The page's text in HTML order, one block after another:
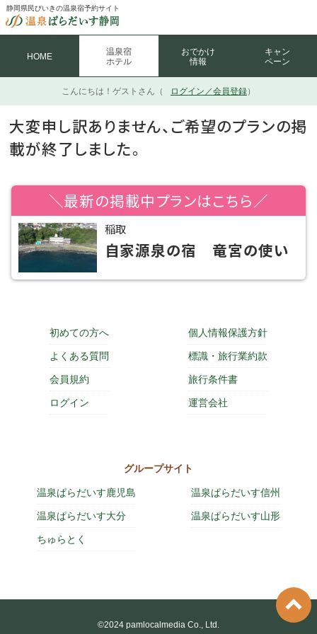
静岡県民びいきの温泉宿予約サイト
HOME
温泉宿
ホテル
おでかけ
情報
キャン
ペーン
こんにちは！ ゲストさん（ ログイン／会員登録）
大変申し訳ありません、ご希望のプランの掲
載が終了しました。
＼最新の掲載中プランはこちら／
稲取
自家源泉の宿 竜宮の使い
初めての方へ
よくある質問
会員規約
ログイン
個人情報保護方針
標識・旅行業約款
旅行条件書
運営会社
グループサイト
温泉ぱらだいす鹿児島
温泉ぱらだいす大分
ちゅらとく
温泉ぱらだいす信州
温泉ぱらだいす山形
©2024 pamlocalmedia Co., Ltd.